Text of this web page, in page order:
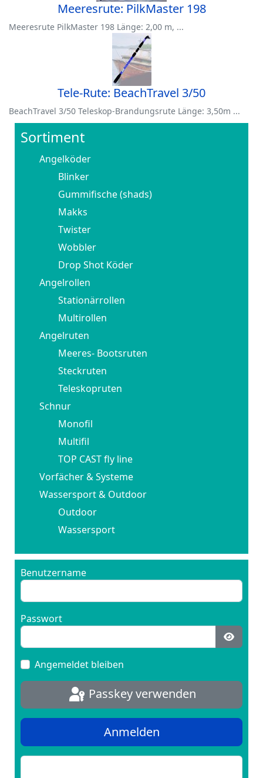
Meeresrute: PilkMaster 198
Meeresrute PilkMaster 198 Länge: 2,00 m, ...
Tele-Rute: BeachTravel 3/50
BeachTravel 3/50 Teleskop-Brandungsrute Länge: 3,50m ...
Sortiment
Angelköder
Blinker
Gummifische (shads)
Makks
Twister
Wobbler
Drop Shot Köder
Angelrollen
Stationärrollen
Multirollen
Angelruten
Meeres- Bootsruten
Steckruten
Teleskopruten
Schnur
Monofil
Multifil
TOP CAST fly line
Vorfächer & Systeme
Wassersport & Outdoor
Outdoor
Wassersport
Benutzername
Passwort
Angemeldet bleiben
Passkey verwenden
Anmelden